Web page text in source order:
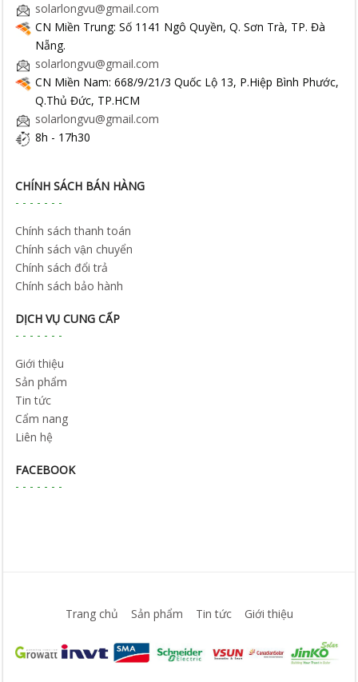
solarlongvu@gmail.com
CN Miền Trung: Số 1141 Ngô Quyền, Q. Sơn Trà, TP. Đà
Nẵng.
solarlongvu@gmail.com
CN Miền Nam: 668/9/21/3 Quốc Lộ 13, P.Hiệp Bình Phước,
Q.Thủ Đức, TP.HCM
solarlongvu@gmail.com
8h - 17h30
CHÍNH SÁCH BÁN HÀNG
Chính sách thanh toán
Chính sách vận chuyển
Chính sách đổi trả
Chính sách bảo hành
DỊCH VỤ CUNG CẤP
Giới thiệu
Sản phẩm
Tin tức
Cẩm nang
Liên hệ
FACEBOOK
Trang chủ Sản phẩm Tin tức Giới thiệu